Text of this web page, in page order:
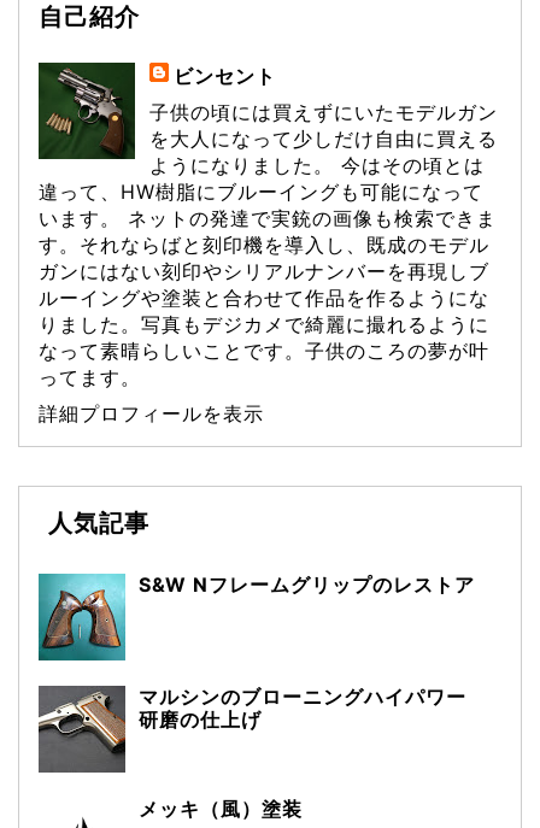
自己紹介
ビンセント
子供の頃には買えずにいたモデルガン
を大人になって少しだけ自由に買える
ようになりました。 今はその頃とは
違って、HW樹脂にブルーイングも可能になって
います。 ネットの発達で実銃の画像も検索できま
す。それならばと刻印機を導入し、既成のモデル
ガンにはない刻印やシリアルナンバーを再現しブ
ルーイングや塗装と合わせて作品を作るようにな
りました。写真もデジカメで綺麗に撮れるように
なって素晴らしいことです。子供のころの夢が叶
ってます。
詳細プロフィールを表示
人気記事
S&W Nフレームグリップのレストア
マルシンのブローニングハイパワー
研磨の仕上げ
メッキ（風）塗装